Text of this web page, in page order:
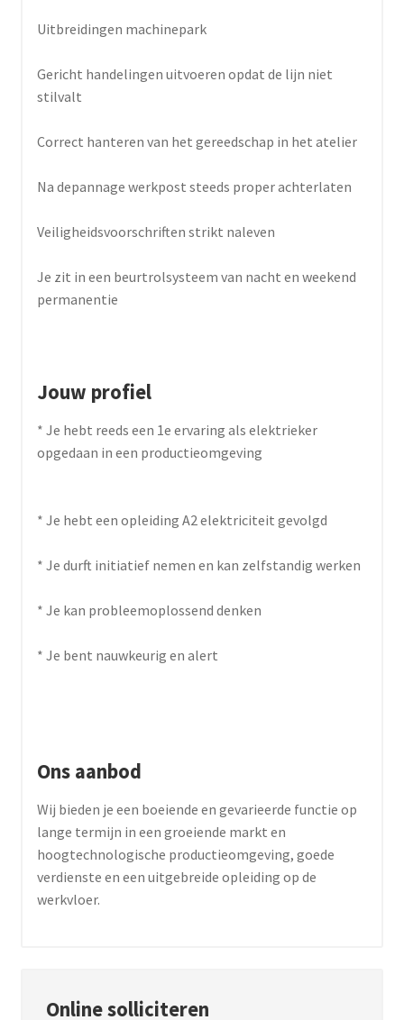
Uitbreidingen machinepark
Gericht handelingen uitvoeren opdat de lijn niet
stilvalt
Correct hanteren van het gereedschap in het atelier
Na depannage werkpost steeds proper achterlaten
Veiligheidsvoorschriften strikt naleven
Je zit in een beurtrolsysteem van nacht en weekend
permanentie
Jouw profiel
* Je hebt reeds een 1e ervaring als elektrieker
opgedaan in een productieomgeving
* Je hebt een opleiding A2 elektriciteit gevolgd
* Je durft initiatief nemen en kan zelfstandig werken
* Je kan probleemoplossend denken
* Je bent nauwkeurig en alert
Ons aanbod
Wij bieden je een boeiende en gevarieerde functie op
lange termijn in een groeiende markt en
hoogtechnologische productieomgeving, goede
verdienste en een uitgebreide opleiding op de
werkvloer.
Online solliciteren